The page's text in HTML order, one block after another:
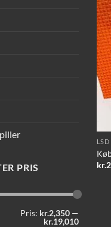
PRIS
Pris: kr.2,350 —
kr.19,010
LSD
kr.